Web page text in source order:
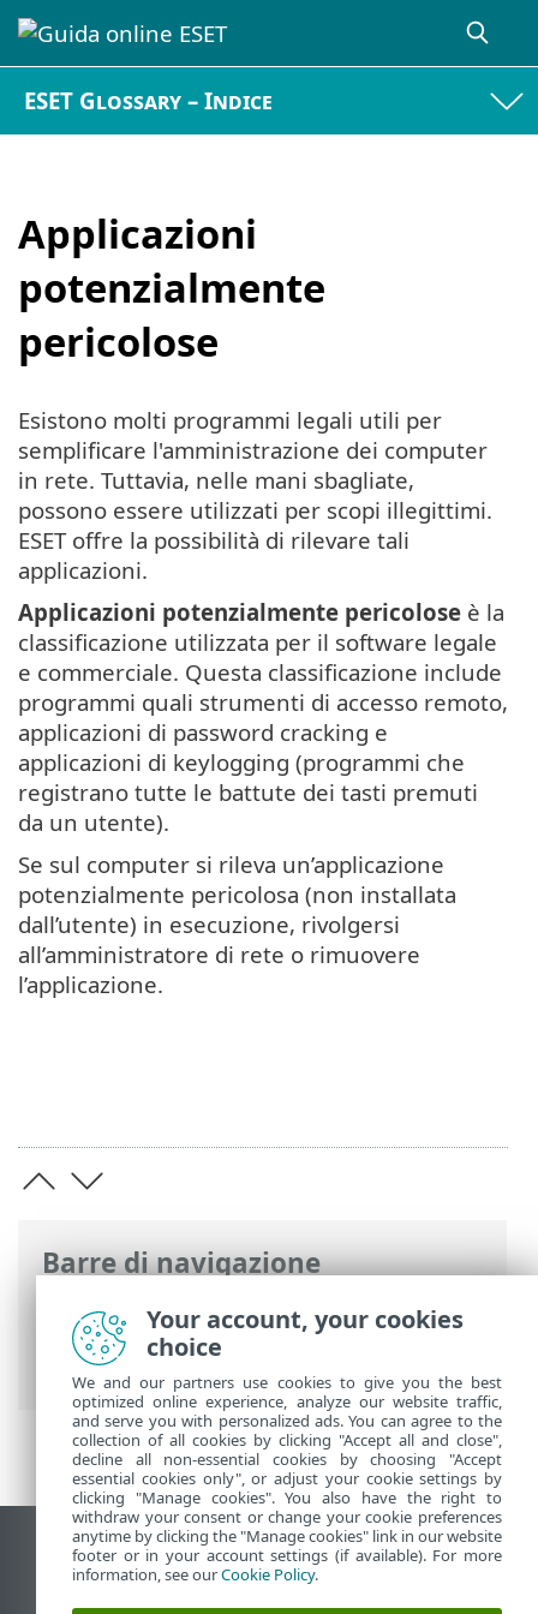
ESET Glossary – Indice
Applicazioni
potenzialmente
pericolose
Barre di navigazione
Guida online ESET>ESET Glossary>
Rilevamenti > Applicazioni
potenzialmente pericolose
Esistono molti programmi legali utili per
semplificare l'amministrazione dei computer
in rete. Tuttavia, nelle mani sbagliate,
possono essere utilizzati per scopi illegittimi.
ESET offre la possibilità di rilevare tali
applicazioni.
Applicazioni potenzialmente pericolose è la
classificazione utilizzata per il software legale
e commerciale. Questa classificazione include
programmi quali strumenti di accesso remoto,
applicazioni di password cracking e
applicazioni di keylogging (programmi che
registrano tutte le battute dei tasti premuti
da un utente).
Se sul computer si rileva un’applicazione
potenzialmente pericolosa (non installata
dall’utente) in esecuzione, rivolgersi
all’amministratore di rete o rimuovere
l’applicazione.
Visualizza sito desktop
End of Life
Your account, your cookies
choice
We and our partners use cookies to give you the best
optimized online experience, analyze our website traffic,
and serve you with personalized ads. You can agree to the
collection of all cookies by clicking "Accept all and close",
decline all non-essential cookies by choosing "Accept
essential cookies only", or adjust your cookie settings by
clicking "Manage cookies". You also have the right to
withdraw your consent or change your cookie preferences
anytime by clicking the "Manage cookies" link in our website
footer or in your account settings (if available). For more
information, see ourCookie Policy.